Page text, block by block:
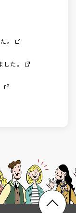
。
た。